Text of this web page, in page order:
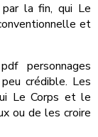
par la fin, qui Le
et
personnages
crédible. Les
Le Corps et le
ou de les croire